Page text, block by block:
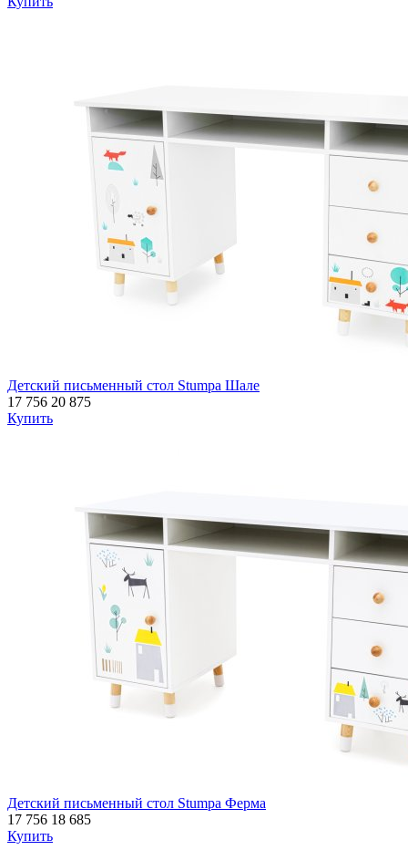
Детский письменный стол Stumpa Шале
17 756 20 875
Купить
Детский письменный стол Stumpa Ферма
17 756 18 685
Купить